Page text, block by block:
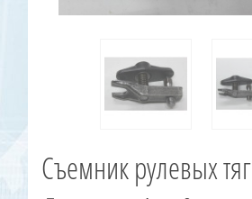
Съемник рулевых тяг